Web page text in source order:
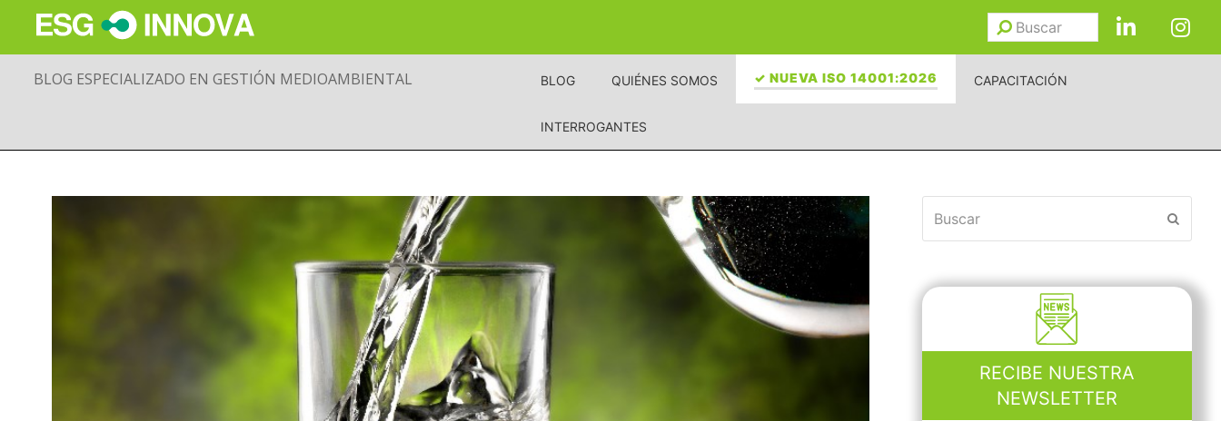
Buscar
BLOG ESPECIALIZADO EN GESTIÓN MEDIOAMBIENTAL BLOG QUIÉNES SOMOS ✓ NUEVA ISO 14001:2026 CAPACITACIÓN
INTERROGANTES
RECIBE NUESTRA
NEWSLETTER